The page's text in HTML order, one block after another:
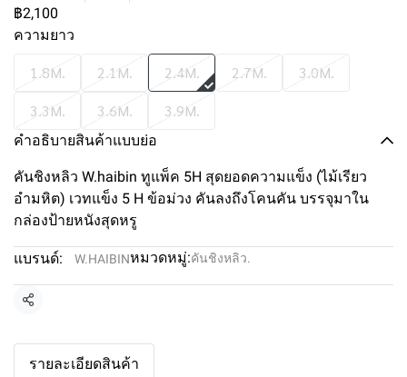
฿2,100
ความยาว
1.8M. 2.1M. 2.4M. 2.7M.
3.0M.
3.3M.
3.6M. 3.9M.
คำอธิบายสินค้าแบบย่อ
คันชิงหลิว W.haibin ทูแพ็ค 5H สุดยอดความแข็ง (ไม้เรียว
อำมหิต) เวทแข็ง 5 H ข้อม่วง คันลงถึงโคนคัน บรรจุมาใน
กล่องป้ายหนังสุดหรู
แบรนด์: W.HAIBINหมวดหมู่:คันชิงหลิว.
แชร์
รายละเอียดสินค้า